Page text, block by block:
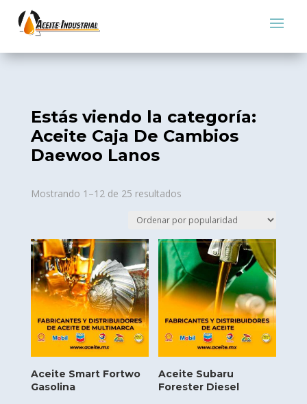
Estás viendo la categoría:
Aceite Caja De Cambios
Daewoo Lanos
Mostrando 1–12 de 25 resultadosSorted
popularity
Aceite Smart Fortwo
Gasolina
Aceite Subaru
Forester Diesel